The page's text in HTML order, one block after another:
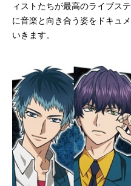
ィストたちが最高のライブス
に音楽と向き合う姿をドキュ
いきます。